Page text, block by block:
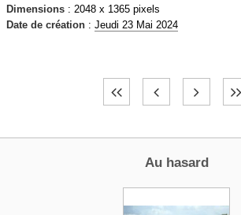
Dimensions : 2048 x 1365 pixels
Date de création : Jeudi 23 Mai 2024
Au hasard